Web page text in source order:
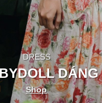
DRESS
DÁNG
Shop